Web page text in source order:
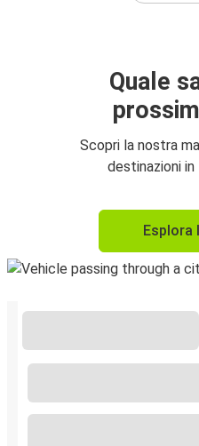
Quale
Scopri la nostra
destinazioni
Esplora